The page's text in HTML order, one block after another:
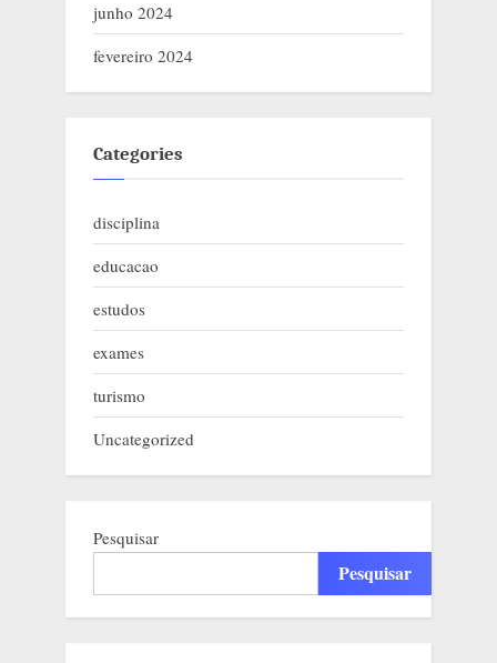
junho 2024
fevereiro 2024
Categories
disciplina
educacao
estudos
exames
turismo
Uncategorized
Pesquisar
Pesquisar